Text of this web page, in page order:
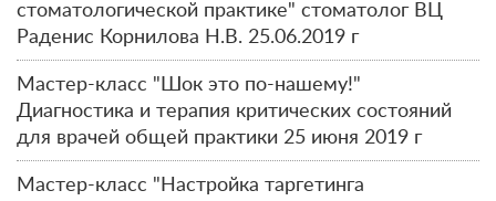
стоматологической практике" стоматолог ВЦ
Раденис Корнилова Н.В. 25.06.2019 г
Мастер-класс "Шок это по-нашему!"
Диагностика и терапия критических состояний
для врачей общей практики 25 июня 2019 г
Мастер-класс "Настройка таргетинга